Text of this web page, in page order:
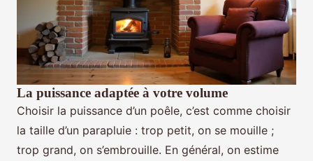
La puissance adaptée à votre volume
Choisir la puissance d’un poêle, c’est comme choisir
la taille d’un parapluie : trop petit, on se mouille ;
trop grand, on s’embrouille. En général, on estime